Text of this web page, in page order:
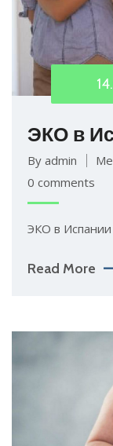
ЭКО в
By admin
0 comments
ЭКО в Испании
Read More